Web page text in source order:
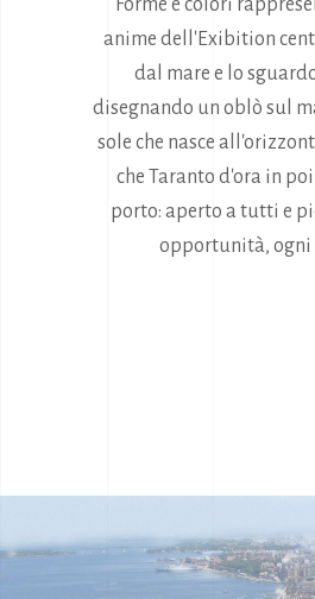
Forme e colori
anime dell'Exibition
dal mare e lo
disegnando un oblò sul
sole che nasce
che Taranto d'ora in
porto: aperto a tutti e
opportunità, ogni